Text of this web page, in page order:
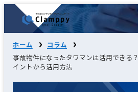
ホーム
コラム
事故物件になったタワマンは活用できる
イントから活用方法